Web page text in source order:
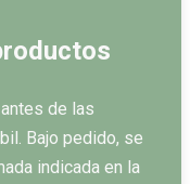
de las
Bajo pedido, se
indicada en la